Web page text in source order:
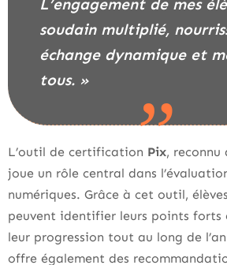
L’engagement de mes
soudain multiplié,
échange dynamique et
tous. »
L’outil de certification Pix, reconnu
joue un rôle central dans
numériques. Grâce à cet outil,
peuvent identifier leurs points forts
leur progression tout au long de
offre également des